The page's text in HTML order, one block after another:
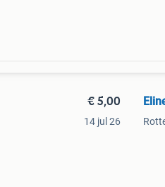
€ 5,00
14 jul 26